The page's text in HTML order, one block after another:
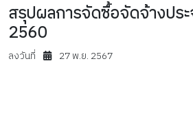
สรุปผลการจัดซื้อจัดจ้างปร
2560
ลงวันที่ 27 พ.ย. 2567